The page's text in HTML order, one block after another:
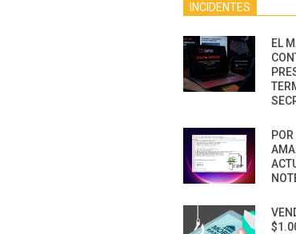
INCIDENTES
EL